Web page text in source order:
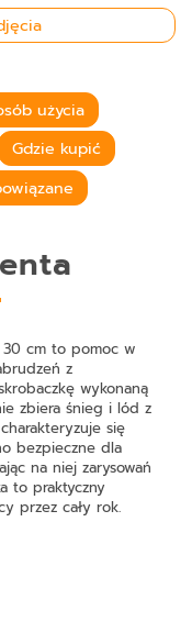
użycia
Gdzie kupić
30 cm to pomoc w
z
wykonaną
zbiera śnieg i lód z
się
bezpieczne dla
na niej zarysowań
to praktyczny
przez cały rok.